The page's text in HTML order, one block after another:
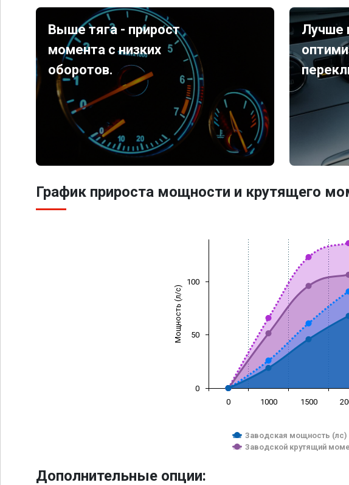
Выше тяга - прирост
момента с низких
оборотов.
Лучше
График прироста мощности и крутящего
Мощность (л/с)
Заводская мощность (лс)
Заводской крутящий
0 1000 1500
0
50
100
Дополнительные опции: